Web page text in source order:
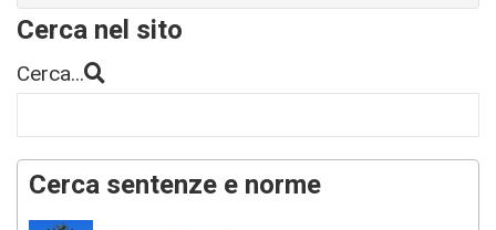
Cerca nel sito
Cerca...
Cerca sentenze e norme